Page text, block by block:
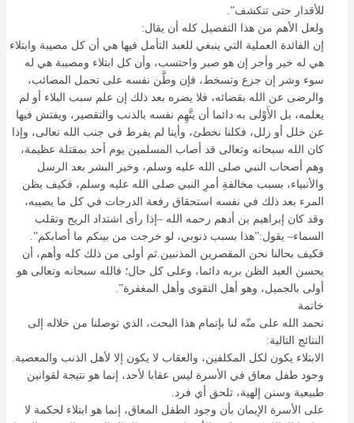
للأقدار حتى تنكشف”.
ولعل الأهم من هذا التفصيل كله أن يقال:
إن الفائدة العملية التي ينبغي للعبد التأمل فيها هي أن كل مصيبة وابتلاء
هي له خير وأجر إن هو صبر واحتسب، وأن كل ابتلاء ومصيبة هي له
سوء وشر إن جزع وتسخط، فإن وطَّن نفسه على تحمل المصائب،
والرضى عن الله بقضائه، فلا يضره بعد ذلك إن علم سبب البلاء أو لم
يعلمه، بل الأَوْلى به دائما أن يتَّهِم نفسه بالذنب والتقصير، ويفتش فيها
عن خلل أو زلل، فكلنا نخطئ، وأينا لم يفرط في جنب الله تعالى، وإذا
كان الله سبحانه وتعالى قد أصاب المسلمين يوم أحد بمقتلة عظيمة،
وهم أصحاب النبي صلى الله عليه وسلم، وخير البشر بعد الرسل
والأنبياء، بسبب مخالفةِ أمرِ النبي صلى الله عليه وسلم، فكيف يظن
المرء بعد ذلك في نفسه استحقاق رفعة الدرجات في كل ما يصيبه،
وقد كان إبراهيم بن أدهم رحمه الله –إذا رأى اشتداد الريح وتقلب
السماء– يقول:”هذا بسبب ذنوبي، لو خرجت من بينكم ما أصابكم”.
فكيف بحالنا نحن المقصرين المذنبين.ثم أولى من ذلك كله وأهم، أن
يحسن العبد الظن بربه دائما، وعلى كل حال؛ فالله سبحانه وتعالى هو
أولى بالجميل، وهو أهل التقوى وأهل المغفرة”.
خاتمة
نحمد الله على منّه لنا بإتمام هذا البحث، الذي توصلنا من خلاله إلى
النتائج التالية:
الابتلاء يكون لكل المكلفين، والعقاب لا يكون إلا لأهل الذنب والمعصية.
وجود طفل معاق في الأسرة ليس عقابا لأحد، إنما هو نتيجة لقوانين
طبيعية وسنن إلهية، تلحق أي فرد.
على الأسرة الإيمان بأن وجود الطفل المعاق، إنما هو ابتلاء لحكمة لا